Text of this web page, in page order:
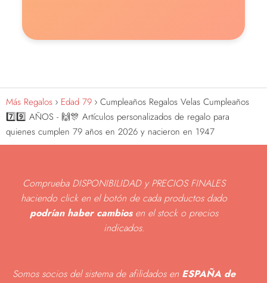
Más Regalos Edad 79
Cumpleaños Regalos Velas Cumpleaños
7️⃣9️⃣ AÑOS - 🙌🎊 Artículos personalizados de regalo para
quienes cumplen 79 años en 2026 y nacieron en 1947
Comprueba DISPONIBILIDAD y PRECIOS FINALES
haciendo click en el botón de cada productos dado
podrían haber cambiosen el stock o precios
indicados.
Somos socios del sistema de afilidados en ESPAÑA de